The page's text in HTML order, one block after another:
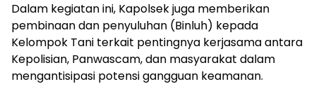
Dalam kegiatan ini, Kapolsek juga memberikan
pembinaan dan penyuluhan (Binluh) kepada
Kelompok Tani terkait pentingnya kerjasama antara
Kepolisian, Panwascam, dan masyarakat dalam
mengantisipasi potensi gangguan keamanan.